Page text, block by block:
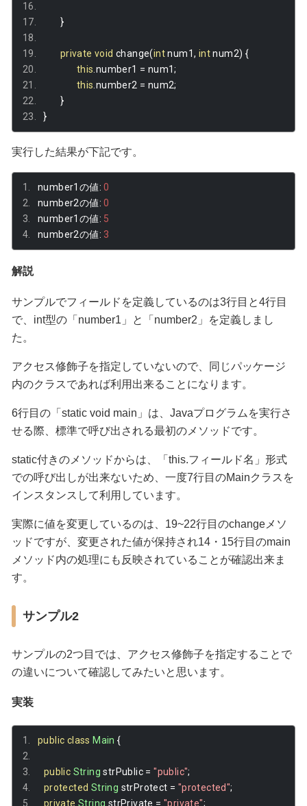
}
private void change(int num1, int num2) {
this number1 = num1;
this number2 = num2;
}
}
実行した結果が下記です。
number1 の値: 0
number2の値: 0
number1 の値: 5
number2の値: 3
解説
サンプルでフィールドを定義しているのは3行目と4行目
で、int型の「number1」と「number2」を定義しまし
た。
アクセス修飾子を指定していないので、同じパッケージ
内のクラスであれば利用出来ることになります。
6行目の「static void main」は、Javaプログラムを実行さ
せる際、標準で呼び出される最初のメソッドです。
static付きのメソッドからは、「this.フィールド名」形式
での呼び出しが出来ないため、一度7行目のMainクラスを
インスタンスして利用しています。
実際に値を変更しているのは、19~22行目のchangeメソ
ッドですが、変更された値が保持され14・15行目のmain
メソッド内の処理にも反映されていることが確認出来ま
す。
サンプル2
サンプルの2つ目では、アクセス修飾子を指定することで
の違いについて確認してみたいと思います。
実装
public class Main {
public String strPublic = "public";
protected String strProtect = "protected";
private String strPrivate = "private";